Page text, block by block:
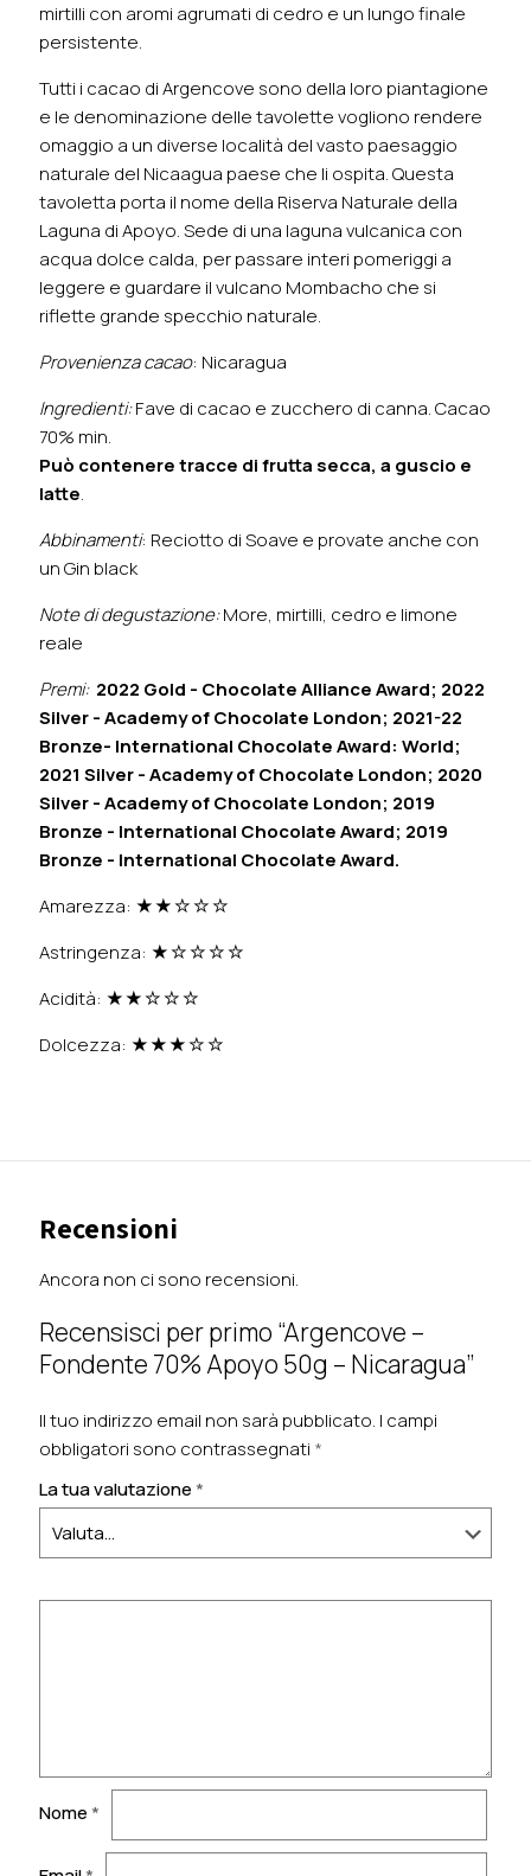
mirtilli con aromi agrumati di cedro e un lungo finale
persistente.
Tutti i cacao di Argencove sono della loro piantagione
e le denominazione delle tavolette vogliono rendere
omaggio a un diverse località del vasto paesaggio
naturale del Nicaagua paese che li ospita. Questa
tavoletta porta il nome della Riserva Naturale della
Laguna di Apoyo. Sede di una laguna vulcanica con
acqua dolce calda, per passare interi pomeriggi a
leggere e guardare il vulcano Mombacho che si
riflette grande specchio naturale.
Provenienza cacao: Nicaragua
Ingredienti:Fave di cacao e zucchero di canna. Cacao
70% min.
Può contenere tracce di frutta secca, a guscio e
latte.
Abbinamenti: Reciotto di Soave e provate anche con
un Gin black
Note di degustazione:More, mirtilli, cedro e limone
reale
Premi: 2022 Gold - Chocolate Alliance Award; 2022
Silver - Academy of Chocolate London; 2021-22
Bronze- International Chocolate Award: World;
2021 Silver - Academy of Chocolate London; 2020
Silver - Academy of Chocolate London; 2019
Bronze - International Chocolate Award; 2019
Bronze - International Chocolate Award.
Amarezza: ★★☆☆☆
Astringenza: ★☆☆☆☆
Acidità: ★★☆☆☆
Dolcezza: ★★★☆☆
Recensioni
Ancora non ci sono recensioni.
Recensisci per primo “Argencove –
Fondente 70% Apoyo 50g – Nicaragua”
Il tuo indirizzo email non sarà pubblicato. I campi
obbligatori sono contrassegnati *
La tua valutazione *
Nome *